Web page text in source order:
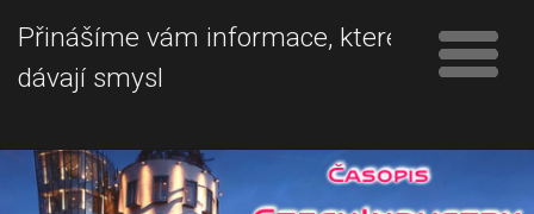
Přinášíme vám informace, které
dávají smysl